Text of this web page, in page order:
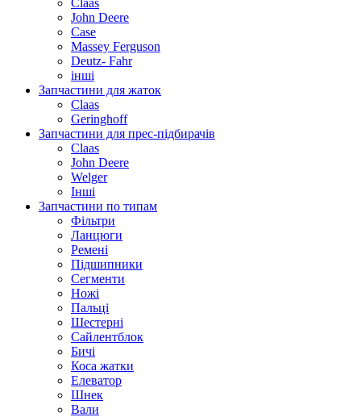
Claas
John Deere
Case
Massey Ferguson
Deutz- Fahr
інші
Запчастини для жаток
Claas
Geringhoff
Запчастини для прес-підбирачів
Claas
John Deere
Welger
Інші
Запчастини по типам
Фільтри
Ланцюги
Ремені
Підшипники
Сегменти
Ножі
Пальці
Шестерні
Сайлентблок
Бичі
Коса жатки
Елеватор
Шнек
Вали